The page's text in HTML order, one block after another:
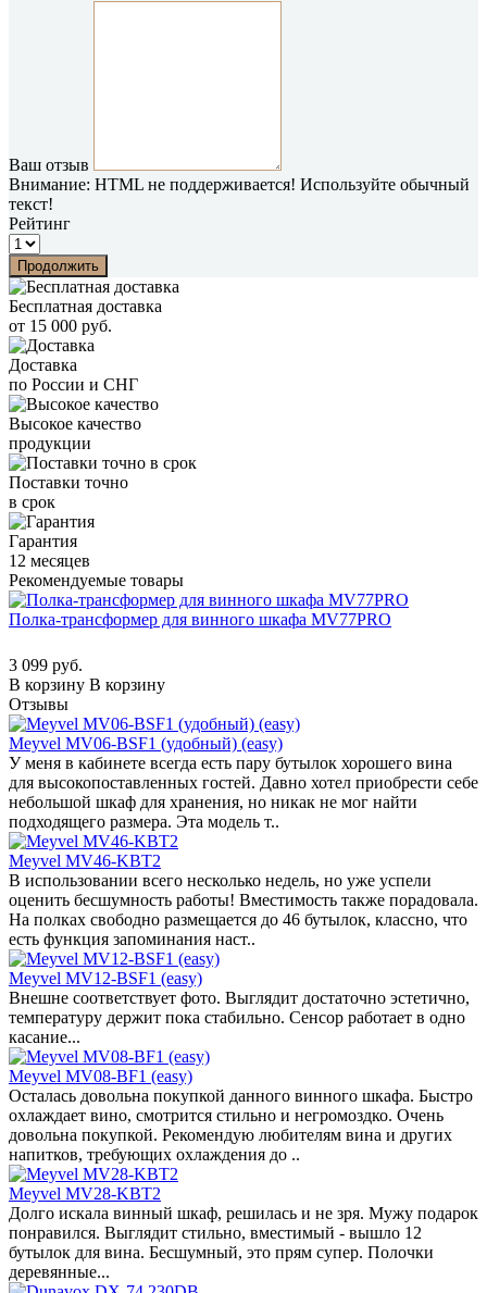
Ваш отзыв
Внимание: HTML не поддерживается! Используйте обычный
текст!
Рейтинг
Продолжить
Бесплатная доставка
от 15 000 руб.
Доставка
по России и СНГ
Высокое качество
продукции
Поставки точно
в срок
Гарантия
12 месяцев
Рекомендуемые товары
Полка-трансформер для винного шкафа MV77PRO
3 099 руб.
В корзину В корзину
Отзывы
Meyvel MV06-BSF1 (удобный) (easy)
У меня в кабинете всегда есть пару бутылок хорошего вина
для высокопоставленных гостей. Давно хотел приобрести себе
небольшой шкаф для хранения, но никак не мог найти
подходящего размера. Эта модель т..
Meyvel MV46-KBT2
В использовании всего несколько недель, но уже успели
оценить бесшумность работы! Вместимость также порадовала.
На полках свободно размещается до 46 бутылок, классно, что
есть функция запоминания наст..
Meyvel MV12-BSF1 (easy)
Внешне соответствует фото. Выглядит достаточно эстетично,
температуру держит пока стабильно. Сенсор работает в одно
касание...
Meyvel MV08-BF1 (easy)
Осталась довольна покупкой данного винного шкафа. Быстро
охлаждает вино, смотрится стильно и негромоздко. Очень
довольна покупкой. Рекомендую любителям вина и других
напитков, требующих охлаждения до ..
Meyvel MV28-KBT2
Долго искала винный шкаф, решилась и не зря. Мужу подарок
понравился. Выглядит стильно, вместимый - вышло 12
бутылок для вина. Бесшумный, это прям супер. Полочки
деревянные...